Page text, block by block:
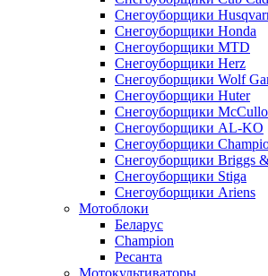
Снегоуборщики
Снегоуборщики Honda
Снегоуборщики MTD
Снегоуборщики Herz
Снегоуборщики Wolf
Снегоуборщики Huter
Снегоуборщики
Снегоуборщики AL-KO
Снегоуборщики
Снегоуборщики Briggs
Снегоуборщики Stiga
Снегоуборщики Ariens
Мотоблоки
Беларус
Champion
Ресанта
Мотокультиваторы